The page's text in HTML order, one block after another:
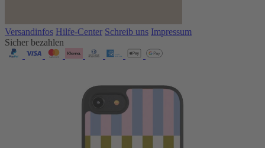
Versandinfos Hilfe-Center Schreib uns Impressum
Sicher bezahlen